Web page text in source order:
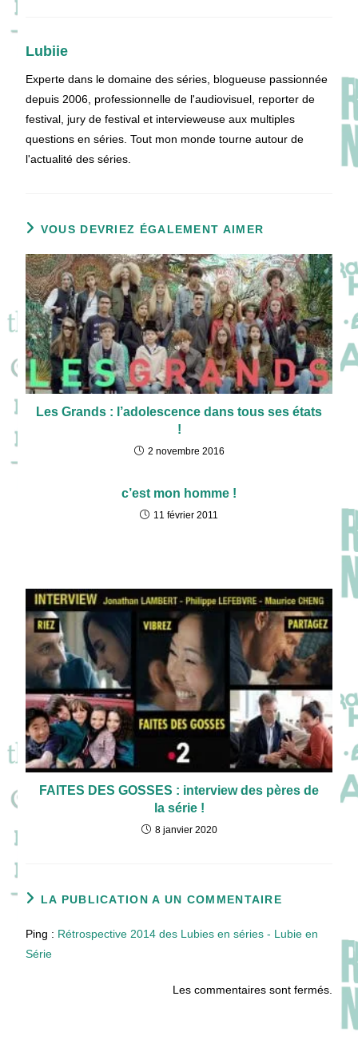
Lubiie
Experte dans le domaine des séries, blogueuse passionnée
depuis 2006, professionnelle de l'audiovisuel, reporter de
festival, jury de festival et intervieweuse aux multiples
questions en séries. Tout mon monde tourne autour de
l'actualité des séries.
VOUS DEVRIEZ ÉGALEMENT AIMER
Les Grands : l’adolescence dans tous ses états
!
2 novembre 2016
c’est mon homme !
11 février 2011
FAITES DES GOSSES : interview des pères de
la série !
8 janvier 2020
LA PUBLICATION A UN COMMENTAIRE
Ping : Rétrospective 2014 des Lubies en séries - Lubie en
Série
Les commentaires sont fermés.